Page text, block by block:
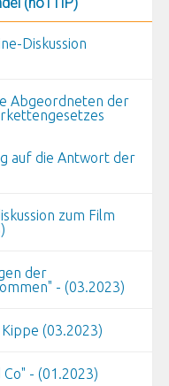
(noTTIP)
Diskussion
Abgeordneten der
auf die Antwort der
zum Film
der
- (03.2023)
(03.2023)
- (01.2023)